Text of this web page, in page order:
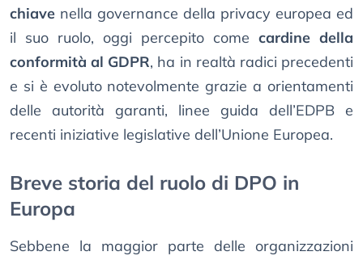
chiave nella governance della privacy europea ed
il suo ruolo, oggi percepito come cardine della
conformità al GDPR, ha in realtà radici precedenti
e si è evoluto notevolmente grazie a orientamenti
delle autorità garanti, linee guida dell’EDPB e
recenti iniziative legislative dell’Unione Europea.
Breve storia del ruolo di DPO in
Europa
Sebbene la maggior parte delle organizzazioni